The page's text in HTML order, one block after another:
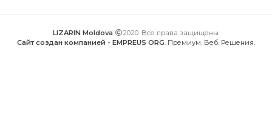
LIZARIN Moldova
2020. Все права защищены.
Сайт создан компанией - EMPREUS ORG. Премиум. Веб. Решения.